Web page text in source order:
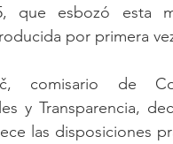
que esbozó esta
por primera
comisario de
y Transparencia,
las disposiciones